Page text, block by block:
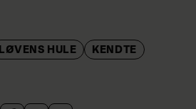
LØVENS HULE KENDTE